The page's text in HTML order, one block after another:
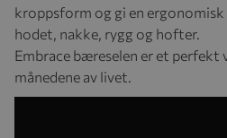
kroppsform og gi en
hodet, nakke, rygg og hofter.
Embrace bæreselen er et perfekt
månedene av livet.